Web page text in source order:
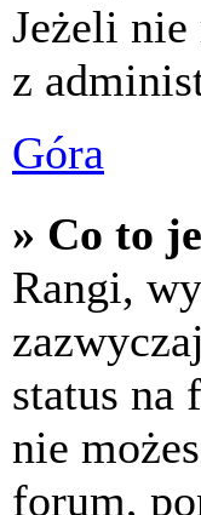
Jeżeli
z
Góra
» Co to
Rangi,
status na
nie
forum,